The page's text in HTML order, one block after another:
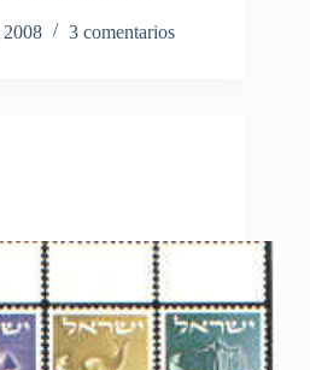
3 comentarios